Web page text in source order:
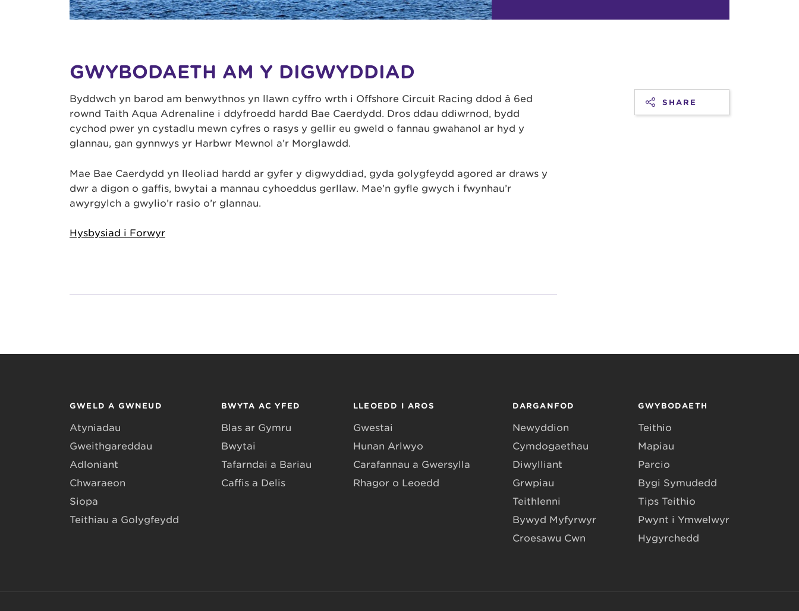
GWYBODAETH AM Y DIGWYDDIAD
Byddwch yn barod am benwythnos yn llawn cyffro wrth i Offshore Circuit Racing ddod â 6ed
rownd Taith Aqua Adrenaline i ddyfroedd hardd Bae Caerdydd. Dros ddau ddiwrnod, bydd
cychod pŵer yn cystadlu mewn cyfres o rasys y gellir eu gweld o fannau gwahanol ar hyd y
glannau, gan gynnwys yr Harbwr Mewnol a’r Morglawdd.
Mae Bae Caerdydd yn lleoliad hardd ar gyfer y digwyddiad, gyda golygfeydd agored ar draws y
dŵr a digon o gaffis, bwytai a mannau cyhoeddus gerllaw. Mae’n gyfle gwych i fwynhau’r
awyrgylch a gwylio’r rasio o’r glannau.
Hysbysiad i Forwyr
SHARE
GWELD A GWNEUD
Atyniadau
Gweithgareddau
Adloniant
Chwaraeon
Siopa
Teithiau a Golygfeydd
BWYTA AC YFED
Blas ar Gymru
Bwytai
Tafarndai a Bariau
Caffis a Delis
LLEOEDD I AROS
Gwestai
Hunan Arlwyo
Carafannau a Gwersylla
Rhagor o Leoedd
DARGANFOD
Newyddion
Cymdogaethau
Diwylliant
Grwpiau
Teithlenni
Bywyd Myfyrwyr
Croesawu Cŵn
GWYBODAETH
Teithio
Mapiau
Parcio
Bygi Symudedd
Tips Teithio
Pwynt i Ymwelwyr
Hygyrchedd